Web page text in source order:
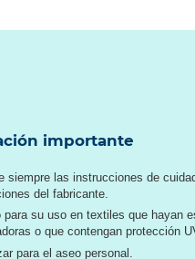
importante
siempre las instrucciones de
del fabricante.
para su uso en textiles que hayan
o que contengan protección
para el aseo personal.